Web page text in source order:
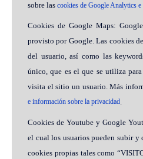
sobre las cookies de Google Analytics
Cookies de Google Maps:
provisto por Google. Las cookies
del usuario, así como las
único, que es el que se utiliza
visita el sitio un usuario. Más
e información sobre la privacidad.
Cookies de Youtube y Google
el cual los usuarios pueden subir
cookies propias tales como